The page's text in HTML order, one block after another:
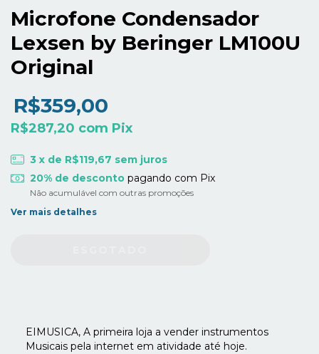
Microfone Condensador
Lexsen by Beringer LM100U
Original
R$359,00
R$287,20 com Pix
3 x de R$119,67 sem juros
20% de descontopagando com Pix
Não acumulável com outras promoções
Ver mais detalhes
EIMUSICA, A primeira loja a vender instrumentos
Musicais pela internet em atividade até hoje.